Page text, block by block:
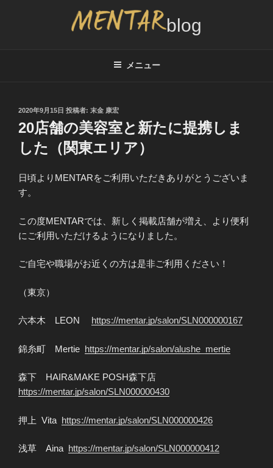
メニュー
投
日:
2020年9月15日 投稿者: 末金 康宏
20店舗の美容室と新たに提携しま
した（関東エリア）
日頃よりMENTARをご利用いただきありがとうございま
す。
この度MENTARでは、新しく掲載店舗が増え、より便利
にご利用いただけるようになりました。
ご自宅や職場がお近くの方は是非ご利用ください！
（東京）
六本木 LEON https://mentar.jp/salon/SLN000000167
錦糸町 Mertie https://mentar.jp/salon/alushe_mertie
森下 HAIR&MAKE POSH森下店
https://mentar.jp/salon/SLN000000430
押上 Vita https://mentar.jp/salon/SLN000000426
浅草 Aina https://mentar.jp/salon/SLN000000412